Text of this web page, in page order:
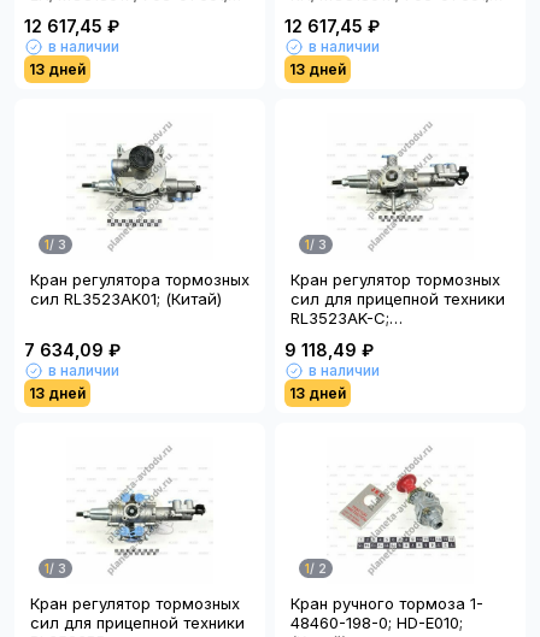
12 617,45 ₽
в наличии
13 дней
12 617,45 ₽
в наличии
13 дней
1/ 3
Кран регулятора тормозных
сил RL3523AK01; (Китай)
7 634,09 ₽
в наличии
13 дней
1/ 3
Кран регулятор тормозных
сил для прицепной техники
RL3523AK-C;
9 118,49 ₽
в наличии
13 дней
1/ 3
Кран регулятор тормозных
сил для прицепной техники
1/ 2
Кран ручного тормоза 1-
48460-198-0; HD-E010;